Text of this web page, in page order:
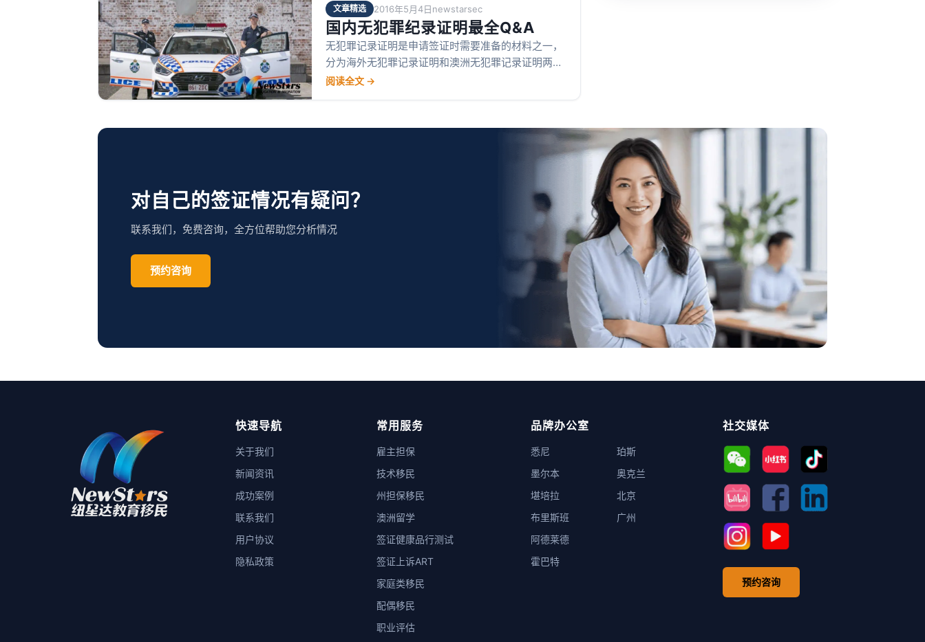
文章精选 2016年5月4日newstarsec
国内无犯罪纪录证明最全Q&A
无犯罪记录证明是申请签证时需要准备的材料之一，
分为海外无犯罪记录证明和澳洲无犯罪记录证明两
种。
阅读全文 →
对自己的签证情况有疑问？
联系我们，免费咨询，全方位帮助您分析情况
预约咨询
快速导航
关于我们
新闻资讯
成功案例
联系我们
用户协议
隐私政策
常用服务
雇主担保
技术移民
州担保移民
澳洲留学
签证健康品行测试
签证上诉ART
家庭类移民
配偶移民
职业评估
品牌办公室
悉尼
墨尔本
堪培拉
布里斯班
阿德莱德
霍巴特
珀斯
奥克兰
北京
广州
社交媒体
预约咨询